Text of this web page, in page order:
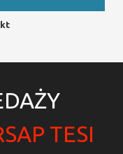
TESI